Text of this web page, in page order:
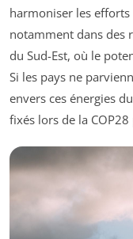
harmoniser les efforts
notamment dans des
du Sud-Est, où le
Si les pays ne
envers ces énergies
fixés lors de la